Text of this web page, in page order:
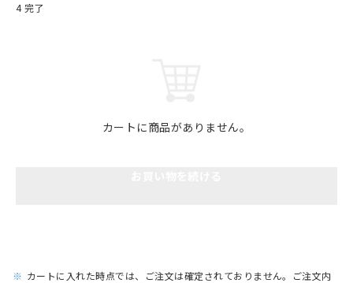
4 完了
カートに商品がありません。
※ カートに入れた時点では、ご注文は確定されておりません。ご注文内